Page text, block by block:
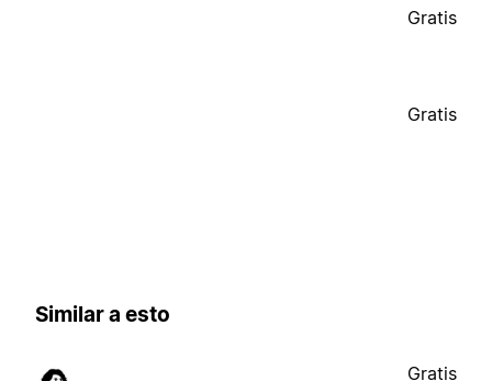
Gratis
Gratis
Similar a esto
Gratis